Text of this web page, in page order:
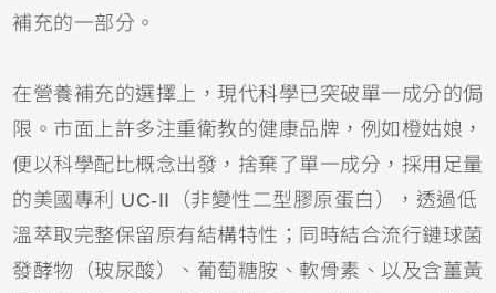
補充的一部分。
在營養補充的選擇上，現代科學已突破單一成分的侷
限。市面上許多注重衛教的健康品牌，例如橙姑娘，
便以科學配比概念出發，捨棄了單一成分，採用足量
的美國專利 UC-II（非變性二型膠原蛋白），透過低
溫萃取完整保留原有結構特性；同時結合流行鏈球菌
發酵物（玻尿酸）、葡萄糖胺、軟骨素、以及含薑黃